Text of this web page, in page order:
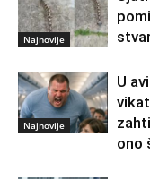
Najnovije
Najnovije
U
ono